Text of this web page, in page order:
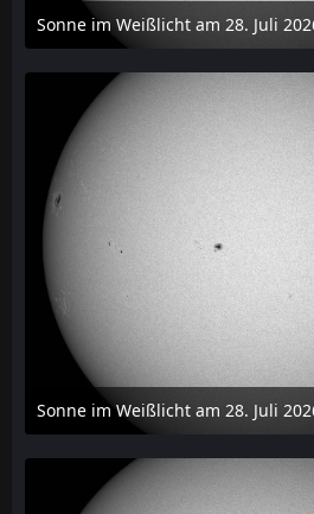
Sonne im Weißlicht am 28. Juli
31. Juli 2026 um 20:03
Sonne im Weißlicht am 28. Juli
31. Juli 2026 um 20:03